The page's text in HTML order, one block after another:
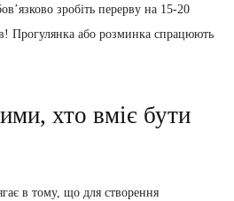
зробіть перерву на 15-20
Прогулянка або розминка спрацюють
хто вміє бути
в тому, що для створення